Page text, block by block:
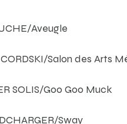
Aveugle
Salon des Arts
SOLIS/Goo Goo Muck
Sway